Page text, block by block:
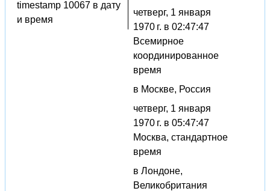
timestamp 10067 в дату
и время
четверг, 1 января
1970 г. в 02:47:47
Всемирное
координированное
время
в Москве, Россия
четверг, 1 января
1970 г. в 05:47:47
Москва, стандартное
время
в Лондоне,
Великобритания